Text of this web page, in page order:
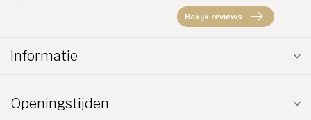
Bekijk reviews
Informatie
Openingstijden